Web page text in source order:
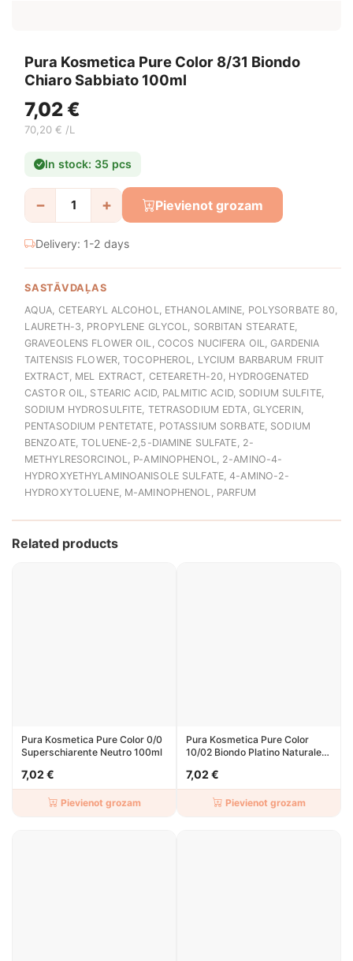
Pura Kosmetica Pure Color 8/31 Biondo
Chiaro Sabbiato 100ml
7,02 €
70,20 € /L
In stock: 35 pcs
− + Pievienot grozam
Delivery: 1-2 days
SASTĀVDAĻAS
AQUA, CETEARYL ALCOHOL, ETHANOLAMINE, POLYSORBATE 80,
LAURETH-3, PROPYLENE GLYCOL, SORBITAN STEARATE,
GRAVEOLENS FLOWER OIL, COCOS NUCIFERA OIL, GARDENIA
TAITENSIS FLOWER, TOCOPHEROL, LYCIUM BARBARUM FRUIT
EXTRACT, MEL EXTRACT, CETEARETH-20, HYDROGENATED
CASTOR OIL, STEARIC ACID, PALMITIC ACID, SODIUM SULFITE,
SODIUM HYDROSULFITE, TETRASODIUM EDTA, GLYCERIN,
PENTASODIUM PENTETATE, POTASSIUM SORBATE, SODIUM
BENZOATE, TOLUENE-2,5-DIAMINE SULFATE, 2-
METHYLRESORCINOL, P-AMINOPHENOL, 2-AMINO-4-
HYDROXYETHYLAMINOANISOLE SULFATE, 4-AMINO-2-
HYDROXYTOLUENE, M-AMINOPHENOL, PARFUM
Related products
Pura Kosmetica Pure Color 0/0
Superschiarente Neutro 100ml
7,02 €
Pievienot grozam
Pura Kosmetica Pure Color
10/02 Biondo Platino Naturale
7,02 €
Pievienot grozam